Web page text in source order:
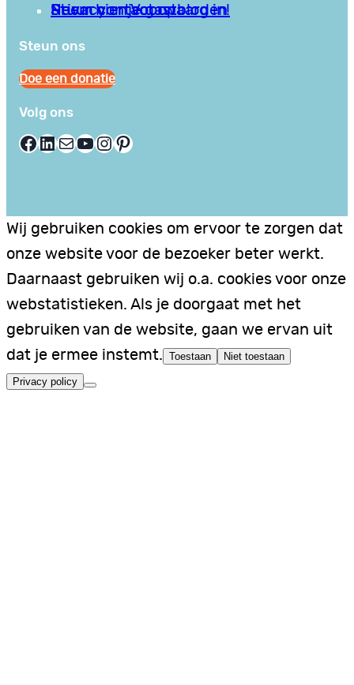
Privacy en Voorwaarden
Stuur hier je gastblog in!
Neem contact op
Steun ons
Doe een donatie
Volg ons
Facebook LinkedIn E-mail YouTube InstagramPinterest
Wij gebruiken cookies om ervoor te zorgen dat
onze website voor de bezoeker beter werkt.
Daarnaast gebruiken wij o.a. cookies voor onze
webstatistieken. Als je doorgaat met het
gebruiken van de website, gaan we ervan uit
dat je ermee instemt. Toestaan Niet toestaan
Privacy policy